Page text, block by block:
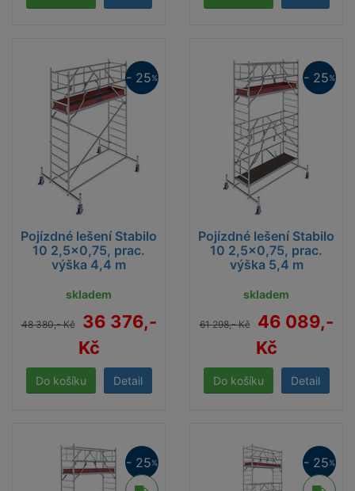
Pojízdné lešení Stabilo
10 2,5x0,75, prac.
výška 4,4 m
skladem
48 380,- Kč
36 376,-
Kč
Detail
- 25%
Pojízdné lešení Stabilo
10 2,5x0,75, prac.
výška 5,4 m
skladem
61 298,- Kč
46 089,-
Kč
Detail
- 25%
- 25% - 25%